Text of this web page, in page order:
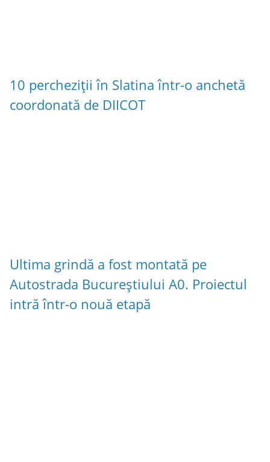
10 percheziții în Slatina într-o anchetă
coordonată de DIICOT
Ultima grindă a fost montată pe
Autostrada Bucureștiului A0. Proiectul
intră într-o nouă etapă